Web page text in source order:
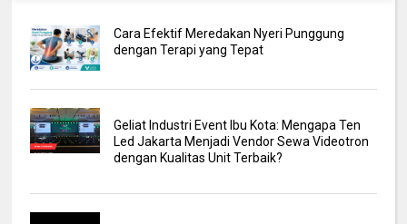
Cara Efektif Meredakan Nyeri Punggung
dengan Terapi yang Tepat
Geliat Industri Event Ibu Kota: Mengapa Ten
Led Jakarta Menjadi Vendor Sewa Videotron
dengan Kualitas Unit Terbaik?